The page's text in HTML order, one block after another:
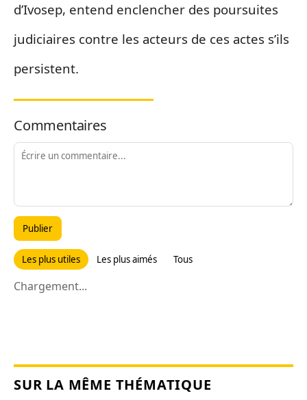
d’Ivosep, entend enclencher des poursuites
judiciaires contre les acteurs de ces actes s’ils
persistent.
Commentaires
Publier
Les plus utiles Les plus aimés Tous
Chargement...
SUR LA MÊME THÉMATIQUE